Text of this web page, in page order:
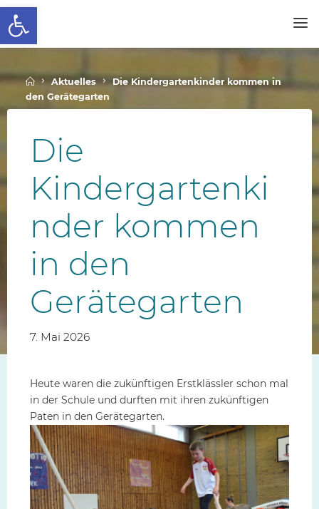
Werkzeugleiste öffnen
Skip
to
content
SCHALLENBERGSCHULE
HomeAktuelles
Die Kindergartenkinder kommen in
den Gerätegarten
Die
Kindergartenki
nder kommen
in den
Gerätegarten
7. Mai 2026
Heute waren die zukünftigen Erstklässler schon mal
in der Schule und durften mit ihren zukünftigen
Paten in den Gerätegarten.